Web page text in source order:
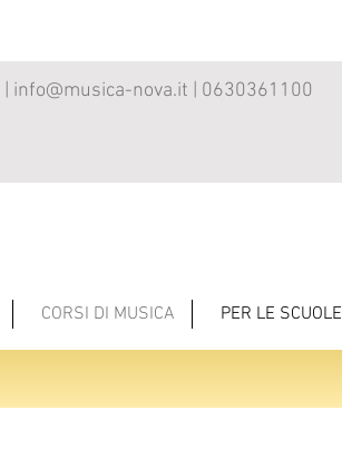
info@musica-nova.it | 0630361100
CORSI DI MUSICA PER LE SCUOLE